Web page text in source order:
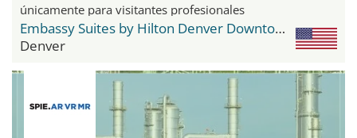
únicamente para visitantes profesionales
Embassy Suites by Hilton Denver Downtown Convention Center
Denver